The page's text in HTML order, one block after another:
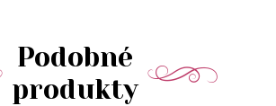
Podobné
produkty